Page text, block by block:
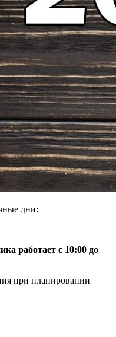
дни:
работает с 10:00 до
при планировании